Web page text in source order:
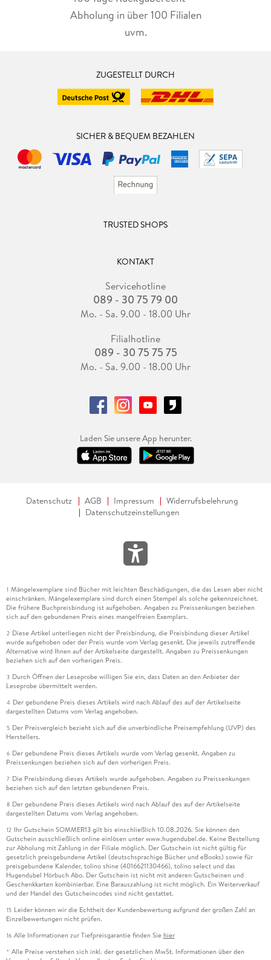
Abholung in über 100 Filialen
uvm.
ZUGESTELLT DURCH
SICHER & BEQUEM BEZAHLEN
TRUSTED SHOPS
KONTAKT
Servicehotline
089 - 30 75 79 00
Mo. - Sa. 9.00 - 18.00 Uhr
Filialhotline
089 - 30 75 75 75
Mo. - Sa. 9.00 - 18.00 Uhr
Laden Sie unsere App herunter.
Datenschutz AGB Impressum
Widerrufsbelehrung
Datenschutzeinstellungen
1 Mängelexemplare sind Bücher mit leichten Beschädigungen, die das Lesen aber nicht
einschränken. Mängelexemplare sind durch einen Stempel als solche gekennzeichnet.
Die frühere Buchpreisbindung ist aufgehoben. Angaben zu Preissenkungen beziehen
sich auf den gebundenen Preis eines mangelfreien Exemplars.
2 Diese Artikel unterliegen nicht der Preisbindung, die Preisbindung dieser Artikel
wurde aufgehoben oder der Preis wurde vom Verlag gesenkt. Die jeweils zutreffende
Alternative wird Ihnen auf der Artikelseite dargestellt. Angaben zu Preissenkungen
beziehen sich auf den vorherigen Preis.
3 Durch Öffnen der Leseprobe willigen Sie ein, dass Daten an den Anbieter der
Leseprobe übermittelt werden.
4 Der gebundene Preis dieses Artikels wird nach Ablauf des auf der Artikelseite
dargestellten Datums vom Verlag angehoben.
5 Der Preisvergleich bezieht sich auf die unverbindliche Preisempfehlung (UVP) des
Herstellers.
6 Der gebundene Preis dieses Artikels wurde vom Verlag gesenkt. Angaben zu
Preissenkungen beziehen sich auf den vorherigen Preis.
7 Die Preisbindung dieses Artikels wurde aufgehoben. Angaben zu Preissenkungen
beziehen sich auf den letzten gebundenen Preis.
8 Der gebundene Preis dieses Artikels wird nach Ablauf des auf der Artikelseite
dargestellten Datums vom Verlag angehoben.
12 Ihr Gutschein SOMMER13 gilt bis einschließlich 10.08.2026. Sie können den
Gutschein ausschließlich online einlösen unter www.hugendubel.de. Keine Bestellung
zur Abholung mit Zahlung in der Filiale möglich. Der Gutschein ist nicht gültig für
gesetzlich preisgebundene Artikel (deutschsprachige Bücher und eBooks) sowie für
preisgebundene Kalender, tolino shine (4016621130466), tolino select und das
Hugendubel Hörbuch Abo. Der Gutschein ist nicht mit anderen Gutscheinen und
Geschenkkarten kombinierbar. Eine Barauszahlung ist nicht möglich. Ein Weiterverkauf
und der Handel des Gutscheincodes sind nicht gestattet.
15 Leider können wir die Echtheit der Kundenbewertung aufgrund der großen Zahl an
Einzelbewertungen nicht prüfen.
16 Alle Informationen zur Tiefpreisgarantie finden Sie hier
* Alle Preise verstehen sich inkl. der gesetzlichen MwSt. Informationen über den